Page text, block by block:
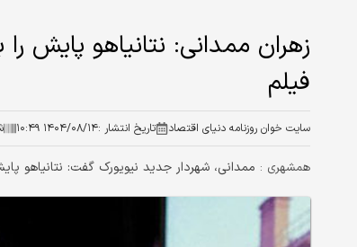
زهران ممدانی: نتانیاهو پایش
فیلم
سایت خوان روزنامه دنیای اقتصاد تاریخ انتشار :۱۴۰۴/۰۸/۱۴ ۱۰:۴۹
همشهری : ممدانی، شهردار جدید نیویورک گفت: نتانیاهو